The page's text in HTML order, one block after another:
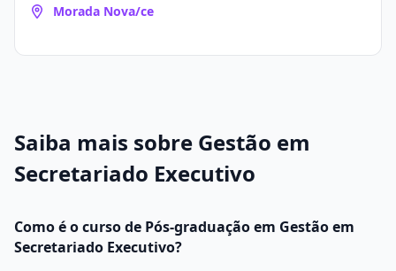
Morada Nova/ce
Saiba mais sobre Gestão em
Secretariado Executivo
Como é o curso de Pós-graduação em Gestão em
Secretariado Executivo?